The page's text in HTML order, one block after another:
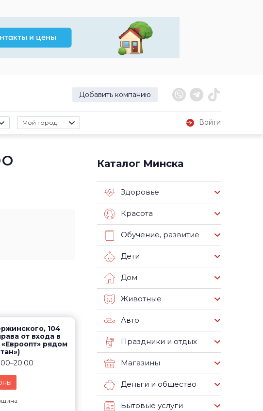
Добавить компанию
Мой город
Войти
104
от входа в
«Евроопт» рядом
Каталог Минска
Здоровье
Красота
Обучение, развитие
Дети
Дом
Животные
Авто
Праздники и отдых
Магазины
Деньги и общество
Бытовые услуги